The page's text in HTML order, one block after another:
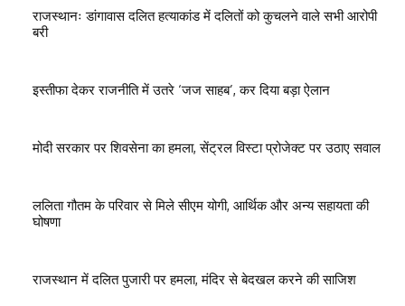
राजस्थानः डांगावास दलित हत्याकांड में दलितों को कुचलने वाले सभी आरोपी
बरी
इस्तीफा देकर राजनीति में उतरे ‘जज साहब’, कर दिया बड़ा ऐलान
मोदी सरकार पर शिवसेना का हमला, सेंट्रल विस्टा प्रोजेक्ट पर उठाए सवाल
ललिता गौतम के परिवार से मिले सीएम योगी, आर्थिक और अन्य सहायता की
घोषणा
राजस्थान में दलित पुजारी पर हमला, मंदिर से बेदखल करने की साजिश